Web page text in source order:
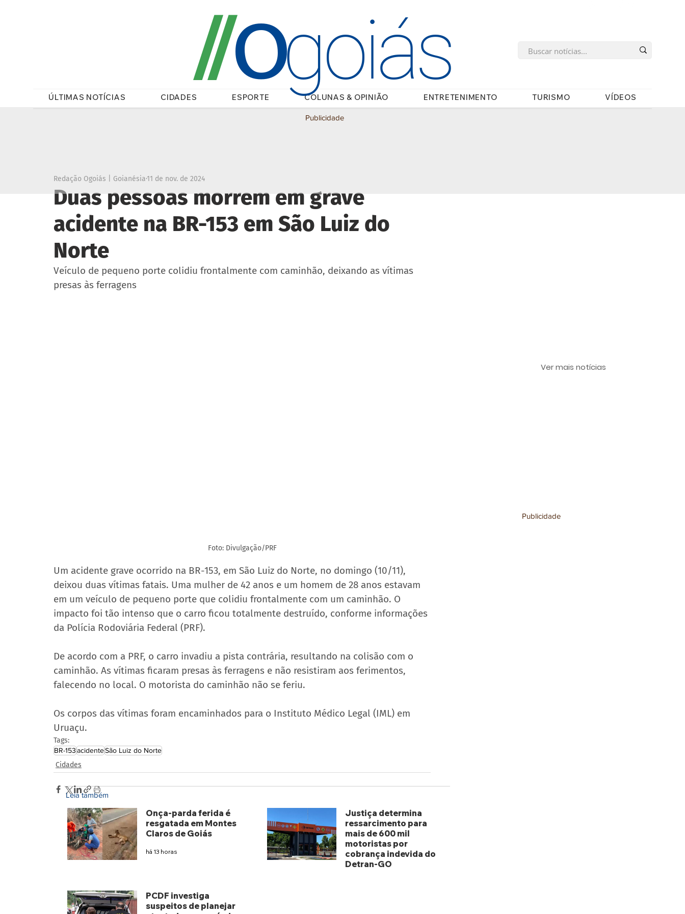
ÚLTIMAS NOTÍCIAS CIDADES ESPORTE COLUNAS & OPINIÃO ENTRETENIMENTO TURISMO VÍDEOS
//Ogoiás
Duas pessoas morrem em grave
acidente na BR-153 em São Luiz do
Norte
Redação Ogoiás | Goianésia11 de nov. de 2024
Veículo de pequeno porte colidiu frontalmente com caminhão, deixando as vítimas
presas às ferragens
Foto: Divulgação/PRF
Um acidente grave ocorrido na BR-153, em São Luiz do Norte, no domingo (10/11),
deixou duas vítimas fatais. Uma mulher de 42 anos e um homem de 28 anos estavam
em um veículo de pequeno porte que colidiu frontalmente com um caminhão. O
impacto foi tão intenso que o carro ficou totalmente destruído, conforme informações
da Polícia Rodoviária Federal (PRF).
De acordo com a PRF, o carro invadiu a pista contrária, resultando na colisão com o
caminhão. As vítimas ficaram presas às ferragens e não resistiram aos ferimentos,
falecendo no local. O motorista do caminhão não se feriu.
Os corpos das vítimas foram encaminhados para o Instituto Médico Legal (IML) em
Uruaçu.
Tags:
BR-153acidenteSão Luiz do Norte
Cidades
Publicidade
Publicidade
Ver mais notícias
Leia também
Onça-parda ferida é
resgatada em Montes
Claros de Goiás
há 13 horas
Justiça determina
ressarcimento para
mais de 600 mil
motoristas por
cobrança indevida do
Detran-GO
PCDF investiga
suspeitos de planejar